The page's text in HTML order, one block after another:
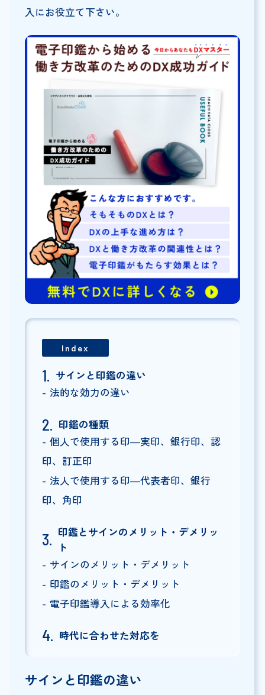
入にお役立て下さい。
Index
サインと印鑑の違い
法的な効力の違い
印鑑の種類
個人で使用する印―実印、銀行印、認
印、訂正印
法人で使用する印―代表者印、銀行
印、角印
印鑑とサインのメリット・デメリッ
ト
サインのメリット・デメリット
印鑑のメリット・デメリット
電子印鑑導入による効率化
時代に合わせた対応を
サインと印鑑の違い